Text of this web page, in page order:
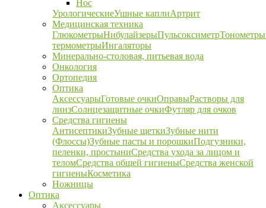
Нос
УрологическиеУшные каплиАртрит
Медицинская техника
ГлюкометрыНибулайзерыПульсоксиметрТонометры
термометрыИнгаляторы
Минерально-столовая, питьевая вода
Онкология
Ортопедия
Оптика
АксессуарыГотовые очкиОправыРастворы для
линзСолнцезащитные очкиФутляр для очков
Средства гигиены
АнтисептикиЗубные щеткиЗубные нити
(Флоссы)Зубные пасты и порошкиПодгузники,
пеленки, простыниСредства ухода за лицом и
теломСредства общей гигиеныСредства женской
гигиеныКосметика
Ножницы
Оптика
Аксессуары